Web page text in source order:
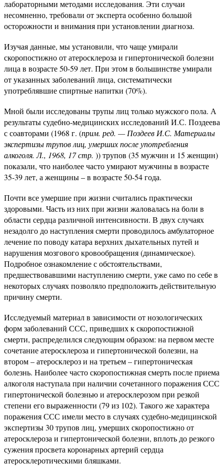
лабораторными методами исследования. Эти случаи
несомненно, требовали от эксперта особенно большой
осторожности и внимания при установлении диагноза.
Изучая данные, мы установили, что чаще умирали
скоропостижно от атеросклероза и гипертонической болезни
лица в возрасте 50-59 лет. При этом в большинстве умирали
от указанных заболеваний лица, систематически
употреблявшие спиртные напитки (70%).
Мной были исследованы трупы лиц только мужского пола. А
результаты судебно-медицинских исследований И.С. Поздеева
с соавторами (1968 г. (прим. ред. — Поздеев И.С. Материалы
экспертизы трупов лиц, умерших после употребления
алкоголя. Л., 1968, 17 стр. )) трупов (35 мужчин и 15 женщин)
показали, что наиболее часто умирают мужчины в возрасте
35-39 лет, а женщины – в возрасте 50-54 года.
Почти все умершие при жизни считались практически
здоровыми. Часть из них при жизни жаловалась на боли в
области сердца различной интенсивности. В двух случаях
незадолго до наступления смерти проводилось амбулаторное
лечение по поводу катара верхних дыхательных путей и
нарушения мозгового кровообращения (динамическое).
Подробное ознакомление с обстоятельствами,
предшествовавшими наступлению смерти, уже само по себе в
некоторых случаях позволяло предположить действительную
причину смерти.
Исследуемый материал в зависимости от нозологических
форм заболеваний ССС, приведших к скоропостижной
смерти, распределился следующим образом: на первом месте
сочетание атеросклероза и гипертонической болезни, на
втором – атеросклероз и на третьем – гипертоническая
болезнь. Наиболее часто скоропостижная смерть после приема
алкоголя наступала при наличии сочетанного поражения ССС
гипертонической болезнью и атеросклерозом при резкой
степени его выраженности (79 из 102). Такого же характера
поражения ССС имели место в случаях судебно-медицинской
экспертизы 30 трупов лиц, умерших скоропостижно от
атеросклероза и гипертонической болезни, вплоть до резкого
сужения просвета коронарных артерий сердца
атеросклеротическими бляшками.